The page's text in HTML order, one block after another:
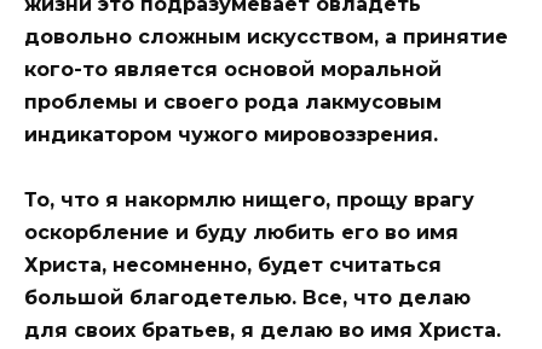
довольно сложным искусством, а принятие
кого-то является основой моральной
проблемы и своего рода лакмусовым
индикатором чужого мировоззрения.
То, что я накормлю нищего, прощу врагу
оскорбление и буду любить его во имя
Христа, несомненно, будет считаться
большой благодетелью. Все, что делаю
для своих братьев, я делаю во имя Христа.